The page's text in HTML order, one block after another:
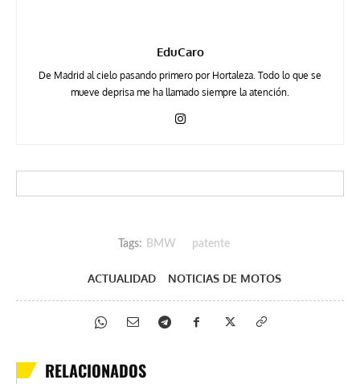
EduCaro
De Madrid al cielo pasando primero por Hortaleza. Todo lo que se
mueve deprisa me ha llamado siempre la atención.
Tags: BMW patente
ACTUALIDAD NOTICIAS DE MOTOS
RELACIONADOS